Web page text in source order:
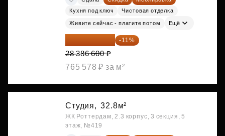
Кухня под ключ
Чистовая отделка
Живите сейчас - платите потом Ещё
25 264 074 ₽ -11%
28 386 600 ₽
765 578 ₽ за м²
Студия, 32.8м²
ЖК Роттердам, 2.3 корпус, 3 секция, 5
этаж, №419